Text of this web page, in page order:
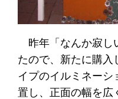
昨年「なんか寂し
たので、新たに購入
イプのイルミネーシ
置し、正面の幅を広